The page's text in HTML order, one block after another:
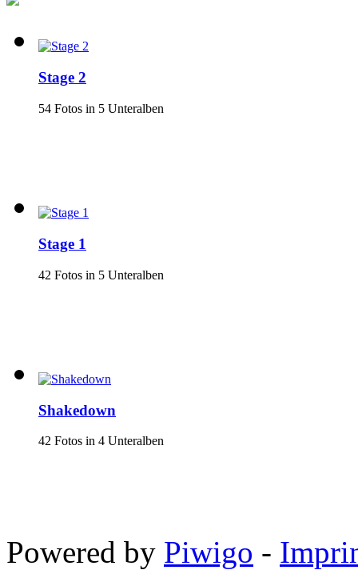
Stage 2
54 Fotos in 5 Unteralben
Stage 1
42 Fotos in 5 Unteralben
Shakedown
42 Fotos in 4 Unteralben
Powered by Piwigo -